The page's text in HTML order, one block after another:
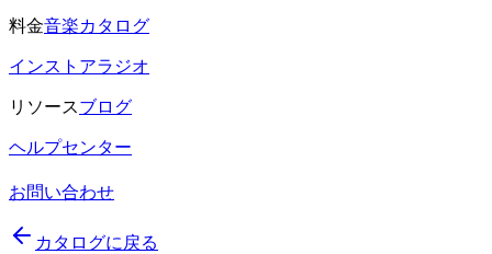
料金音楽カタログ
インストアラジオ
リソースブログ
ヘルプセンター
お問い合わせ
カタログに戻る